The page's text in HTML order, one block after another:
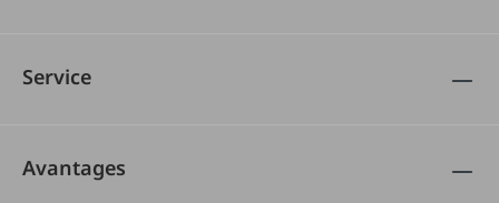
Service
Avantages